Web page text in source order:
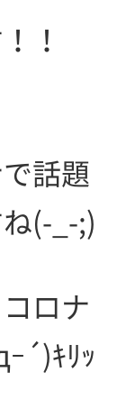
！
話題
(-_-;)
ロナ
´)ｷﾘｯ